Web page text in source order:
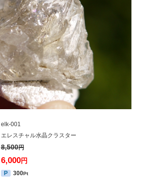
elk-001
エレスチャル水晶クラスター
8,500円
6,000円
P 300Pt